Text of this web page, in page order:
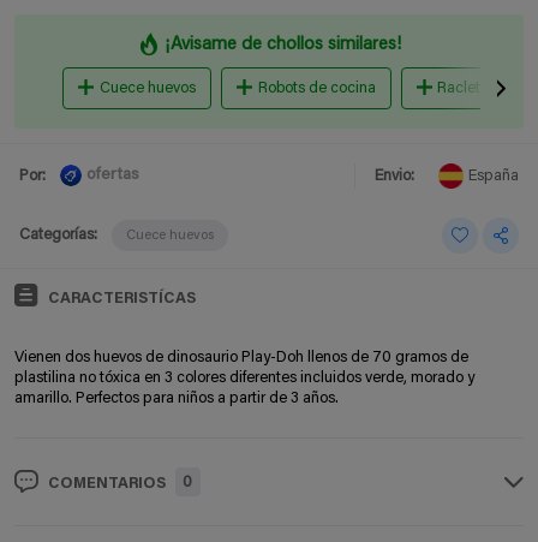
¡Avisame de chollos similares!
Cuece huevos Robots de cocina Raclettes,
Por: ofertas Envio: España
Categorías: Cuece huevos
CARACTERISTÍCAS
Vienen dos huevos de dinosaurio Play-Doh llenos de 70 gramos de
plastilina no tóxica en 3 colores diferentes incluidos verde, morado y
amarillo. Perfectos para niños a partir de 3 años.
COMENTARIOS 0